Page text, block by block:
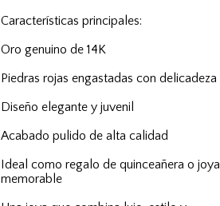
Características principales:
Oro genuino de 14K
Piedras rojas engastadas con delicadeza
Diseño elegante y juvenil
Acabado pulido de alta calidad
Ideal como regalo de quinceañera o joya
memorable